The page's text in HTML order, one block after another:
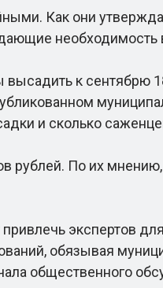
Как они
необходимость
к сентябрю
и сколько
рублей. По их
экспертов
обязывая
общественного